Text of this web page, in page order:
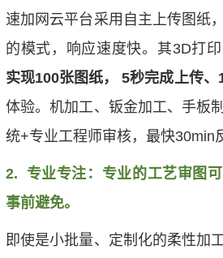
速加网云平台采用自主上传图纸
的模式，响应速度快。其3D打印
实现100张图纸， 5秒完成上传、
体验。机加工、 钣金加工、 手板
统+专业工程师审核，最快30min
2.
专业专注：专业的工艺审图
事前避免。
即使是小批量、定制化的柔性加